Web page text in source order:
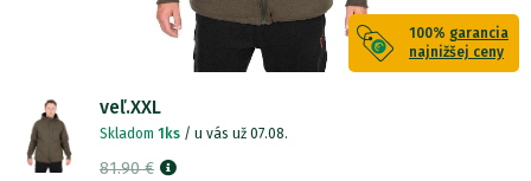
100% garancia
najnižšej ceny
veľ.XXL
Skladom 1ks / u vás už 07.08.
81.90 €